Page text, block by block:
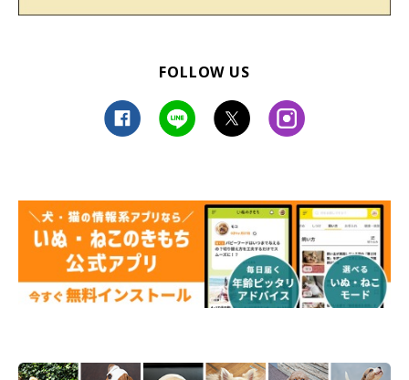
FOLLOW US